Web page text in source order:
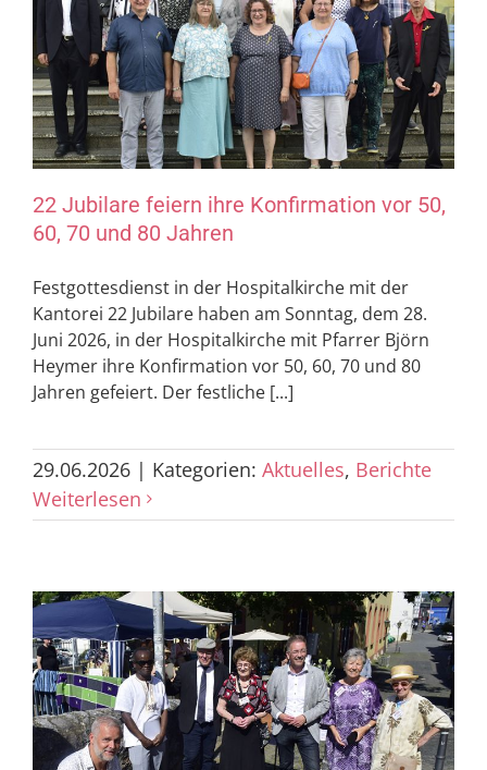
22 Jubilare feiern ihre Konfirmation vor 50,
60, 70 und 80 Jahren
Festgottesdienst in der Hospitalkirche mit der
Kantorei 22 Jubilare haben am Sonntag, dem 28.
Juni 2026, in der Hospitalkirche mit Pfarrer Björn
Heymer ihre Konfirmation vor 50, 60, 70 und 80
Jahren gefeiert. Der festliche [...]
29.06.2026 | Kategorien: Aktuelles, Berichte
Weiterlesen